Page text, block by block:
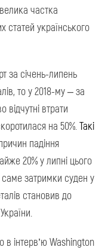
частка
статей українського
за січень-липень
то у 2018-му – за
втрати
на 50%. Такі
падіння
20% у липні цього
затримки суден у
становив до
інтерв’ю Washington